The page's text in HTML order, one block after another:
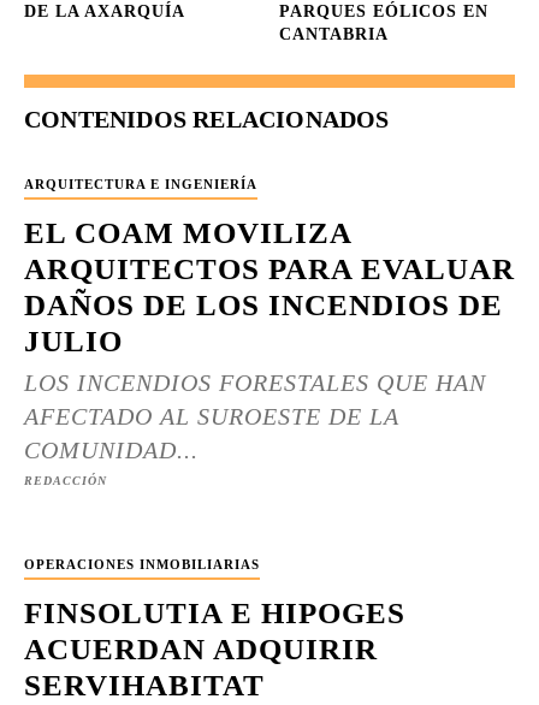
DE LA AXARQUÍA
PARQUES EÓLICOS EN
CANTABRIA
CONTENIDOS RELACIONADOS
ARQUITECTURA E INGENIERÍA
EL COAM MOVILIZA
ARQUITECTOS PARA EVALUAR
DAÑOS DE LOS INCENDIOS DE
JULIO
LOS INCENDIOS FORESTALES QUE HAN
AFECTADO AL SUROESTE DE LA
COMUNIDAD...
REDACCIÓN
OPERACIONES INMOBILIARIAS
FINSOLUTIA E HIPOGES
ACUERDAN ADQUIRIR
SERVIHABITAT